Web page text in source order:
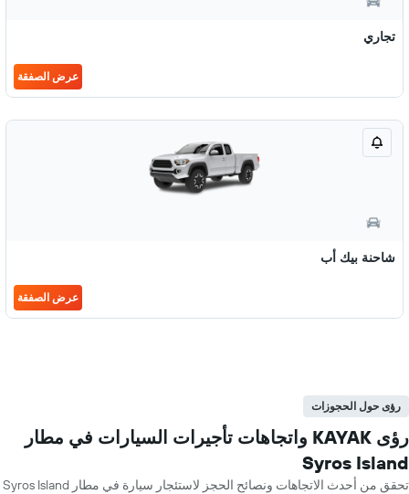
تجاري
عرض الصفقة
شاحنة بيك أب
عرض الصفقة
رؤى حول الحجوزات
رؤى KAYAK واتجاهات تأجيرات السيارات في مطار
Syros Island
تحقق من أحدث الاتجاهات ونصائح الحجز لاستئجار سيارة في مطار Syros Island